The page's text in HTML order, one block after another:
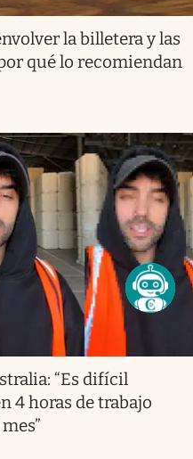
la billetera y las
qué lo recomiendan
“Es difícil
4 horas de trabajo